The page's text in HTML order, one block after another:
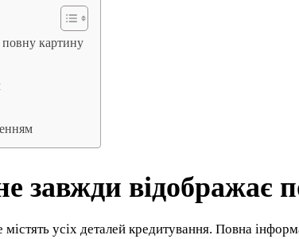
картину
завжди відображає
усіх деталей кредитування. Повна